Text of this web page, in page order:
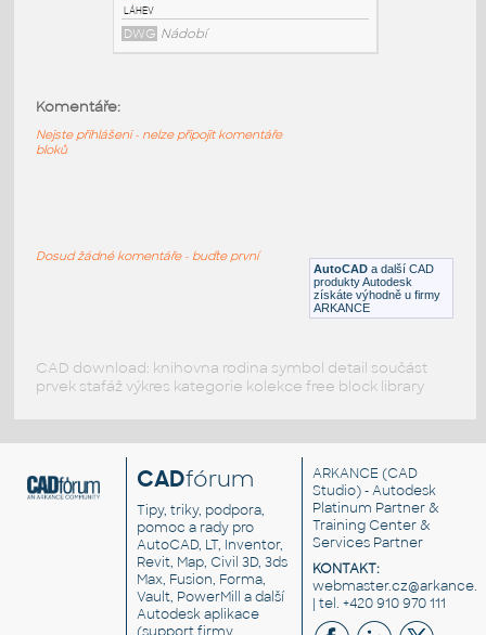
DWG Nábytek
RFA Jídlo, nápoje
AutoCAD a další CAD
produkty Autodesk
získáte výhodně u firmy
ARKANCE
Komentáře:
Nejste přihlášeni - nelze připojit komentáře
bloků
Dosud žádné komentáře - buďte první
CAD download: knihovna rodina symbol detail součást
prvek stafáž výkres kategorie kolekce free block library
CADfórum
Tipy, triky, podpora,
pomoc a rady pro
AutoCAD, LT, Inventor,
Revit, Map, Civil 3D, 3ds
Max, Fusion, Forma,
Vault, PowerMill a další
Autodesk aplikace
ARKANCE (CAD
Studio) - Autodesk
Platinum Partner &
Training Center &
Services Partner
KONTAKT:
| tel. +420 910 970 111